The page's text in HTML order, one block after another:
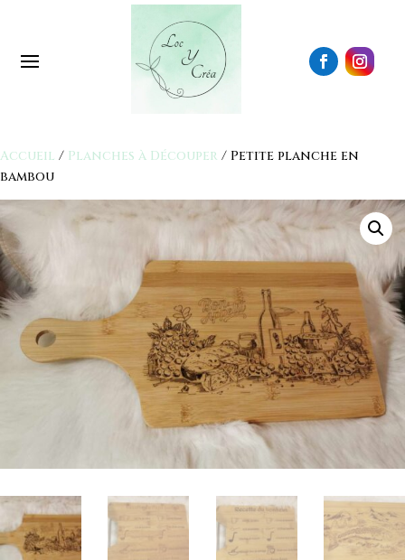
Accueil / Planches à Découper / Petite planche en
bambou